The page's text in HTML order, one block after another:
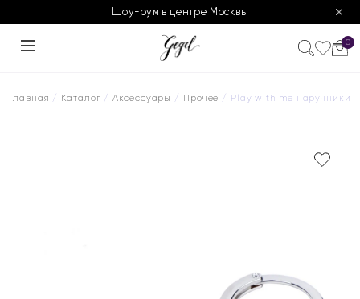
Шоу-рум в центре Москвы
0
Главная / Каталог /Аксессуары / Прочее / Play with me наручники